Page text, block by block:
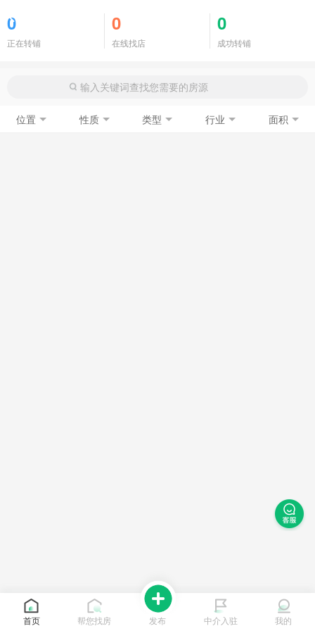
0
正在转铺
0
在线找店
0
成功转铺
位置 性质 类型 行业 面积
首页 帮您找房 发布 中介入驻 我的